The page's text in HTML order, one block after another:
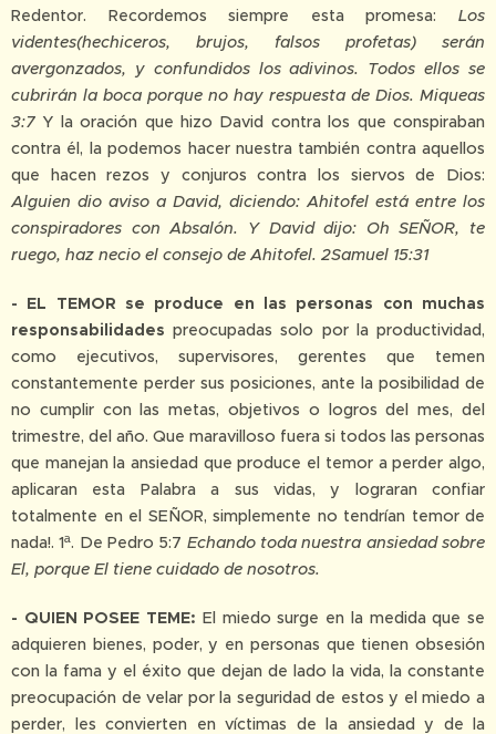
Redentor. Recordemos siempre esta promesa: Los
videntes(hechiceros, brujos, falsos profetas) serán
avergonzados, y confundidos los adivinos. Todos ellos se
cubrirán la boca porque no hay respuesta de Dios. Miqueas
3:7 Y la oración que hizo David contra los que conspiraban
contra él, la podemos hacer nuestra también contra aquellos
que hacen rezos y conjuros contra los siervos de Dios:
Alguien dio aviso a David, diciendo: Ahitofel está entre los
conspiradores con Absalón. Y David dijo: Oh SEÑOR, te
ruego, haz necio el consejo de Ahitofel. 2Samuel 15:31
- EL TEMOR se produce en las personas con muchas
responsabilidades preocupadas solo por la productividad,
como ejecutivos, supervisores, gerentes que temen
constantemente perder sus posiciones, ante la posibilidad de
no cumplir con las metas, objetivos o logros del mes, del
trimestre, del año. Que maravilloso fuera si todos las personas
que manejan la ansiedad que produce el temor a perder algo,
aplicaran esta Palabra a sus vidas, y lograran confiar
totalmente en el SEÑOR, simplemente no tendrían temor de
nada!. 1ª. De Pedro 5:7 Echando toda nuestra ansiedad sobre
El, porque El tiene cuidado de nosotros.
- QUIEN POSEE TEME: El miedo surge en la medida que se
adquieren bienes, poder, y en personas que tienen obsesión
con la fama y el éxito que dejan de lado la vida, la constante
preocupación de velar por la seguridad de estos y el miedo a
perder, les convierten en víctimas de la ansiedad y de la